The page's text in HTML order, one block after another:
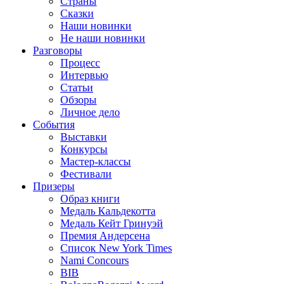
Сказки
Наши новинки
Не наши новинки
Разговоры
Процесс
Интервью
Статьи
Обзоры
Личное дело
События
Выставки
Конкурсы
Мастер-классы
Фестивали
Призеры
Образ книги
Медаль Кальдекотта
Медаль Кейт Гринуэй
Премия Андерсена
Список New York Times
Nami Concours
BIB